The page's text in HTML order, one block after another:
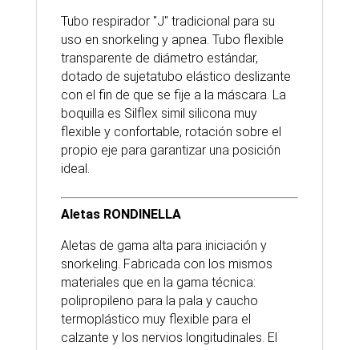
Tubo respirador "J" tradicional para su
uso en snorkeling y apnea. Tubo flexible
transparente de diámetro estándar,
dotado de sujetatubo elástico deslizante
con el fin de que se fije a la máscara. La
boquilla es Silflex simil silicona muy
flexible y confortable, rotación sobre el
propio eje para garantizar una posición
ideal.
Aletas RONDINELLA
Aletas de gama alta para iniciación y
snorkeling. Fabricada con los mismos
materiales que en la gama técnica:
polipropileno para la pala y caucho
termoplástico muy flexible para el
calzante y los nervios longitudinales. El